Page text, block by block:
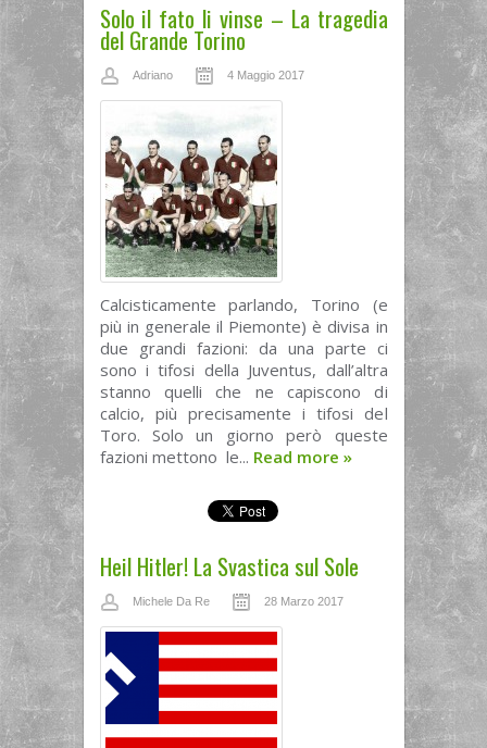
Solo il fato li vinse – La tragedia
del Grande Torino
Adriano 4 Maggio 2017
Calcisticamente parlando, Torino (e
più in generale il Piemonte) è divisa in
due grandi fazioni: da una parte ci
sono i tifosi della Juventus, dall’altra
stanno quelli che ne capiscono di
calcio, più precisamente i tifosi del
Toro. Solo un giorno però queste
fazioni mettono le... Read more »
Heil Hitler! La Svastica sul Sole
Michele Da Re 28 Marzo 2017